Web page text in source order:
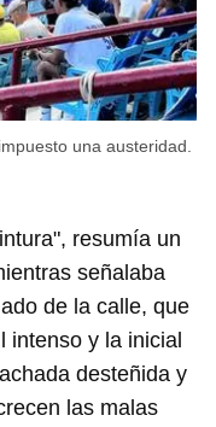
una austeridad.
resumía un
señalaba
de la calle, que
intenso y la inicial
desteñida y
las malas